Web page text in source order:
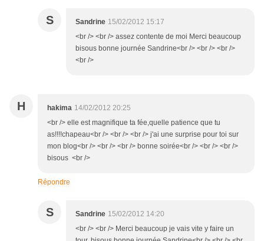
S Sandrine 15/02/2012 15:17
<br /> <br /> assez contente de moi Merci beaucoup
bisous bonne journée Sandrine<br /> <br /> <br />
<br />
H hakima 14/02/2012 20:25
<br /> elle est magnifique ta fée,quelle patience que tu
as!!!!chapeau<br /> <br /> <br /> j'ai une surprise pour toi sur
mon blog<br /> <br /> <br /> bonne soirée<br /> <br /> <br />
bisous <br />
Répondre
S Sandrine 15/02/2012 14:20
<br /> <br /> Merci beaucoup je vais vite y faire un